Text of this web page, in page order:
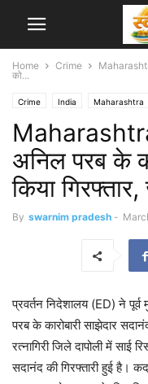
Home Crime
को...
Crime India Maharashtra
अनिल परब के
किया
By swarnim pradesh -
प्रवर्तन निदेशालय (ED) ने पूर्व
परब के कारोबारी साझेदार
रत्नागिरी जिले दापोली में साई
सदानंद की गिरफ्तारी हुई है।